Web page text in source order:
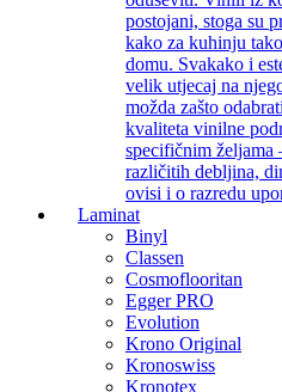
postojani, stoga su
kako za kuhinju
domu. Svakako i
velik utjecaj na
možda zašto
kvaliteta vinilne
specifičnim željama
različitih debljina,
ovisi i o razredu
Laminat
Binyl
Classen
Cosmoflooritan
Egger PRO
Evolution
Krono Original
Kronoswiss
Kronotex